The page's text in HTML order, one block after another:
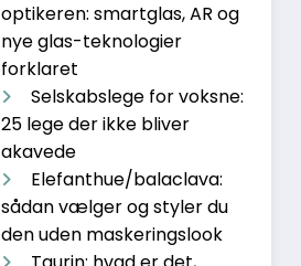
optikeren: smartglas, AR og
nye glas-teknologier
forklaret
Selskabslege for voksne:
25 lege der ikke bliver
akavede
Elefanthue/balaclava:
sådan vælger og styler du
den uden maskeringslook